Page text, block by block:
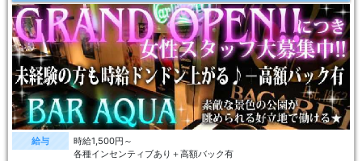
給与
時給1,500円～
各種インセンティブあり＋高額バック有